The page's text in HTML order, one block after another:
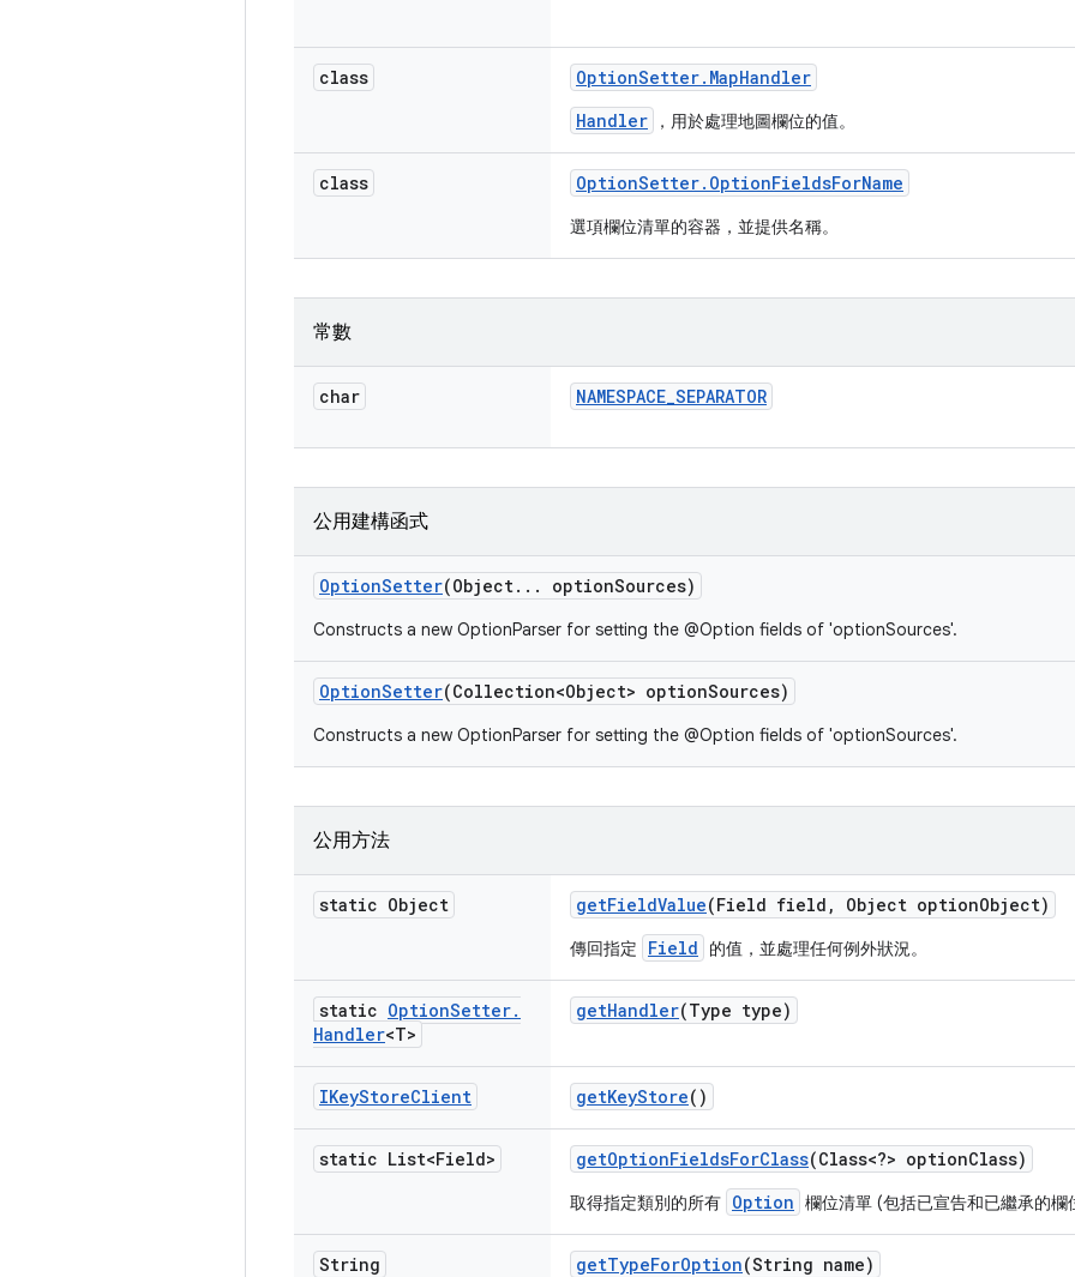
class OptionSetter. MapHandler
Handler
，用於處理地圖欄位的值。
class OptionSetter. OptionFieldsForName
選項欄位清單的容器，並提供名稱。
常數
char NAMESPACE_SEPARATOR
公用建構函式
OptionSetter(Object. . . optionSources)
Constructs a new OptionParser for setting the @Option fields of 'optionSources'.
OptionSetter(Collection<Object> optionSources)
Constructs a new OptionParser for setting the @Option fields of 'optionSources'.
公用方法
static Object getFieldValue(Field field , Object optionObject)
傳回指定 Field 的值，並處理任何例外狀況。
static OptionSetter.
Handler<T>
getHandler(Type type)
IKeyStoreClient getKeyStore()
static List<Field> getOptionFieldsForClass(Class<?> optionClass)
取得指定類別的所有 Option 欄位清單 (包括已宣告和已繼承的欄
String getTypeForOption(String name)